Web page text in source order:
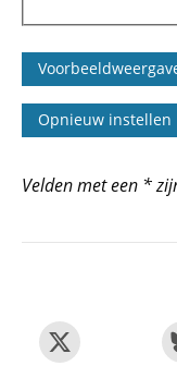
Velden met een *